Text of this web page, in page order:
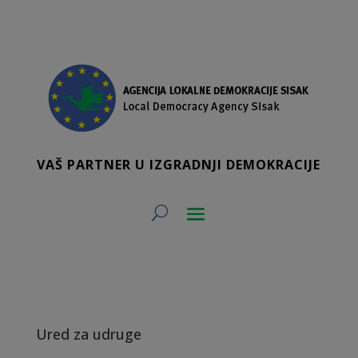
VAŠ PARTNER U IZGRADNJI DEMOKRACIJE
Ured za udruge